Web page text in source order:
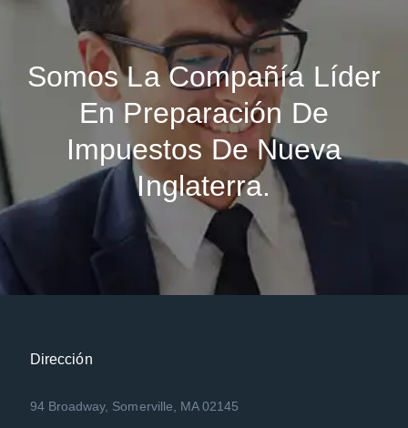
Somos La Compañía Líder
En Preparación De
Impuestos De Nueva
Inglaterra.
Dirección
94 Broadway, Somerville, MA 02145